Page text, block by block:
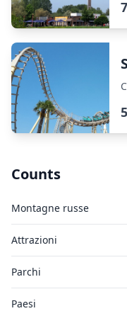
Counts
Montagne russe
Attrazioni
Parchi
Paesi